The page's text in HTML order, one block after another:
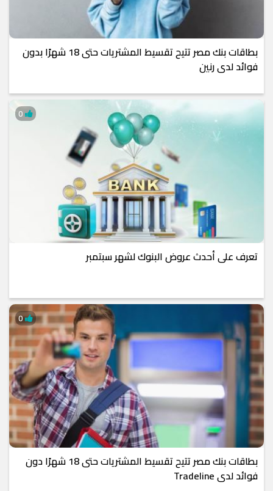
بطاقات بنك مصر تتيح تقسيط المشتريات حتى 18 شهرًا بدون
فوائد لدى رنين
تعرف على أحدث عروض البنوك لشهر سبتمبر
بطاقات بنك مصر تتيح تقسيط المشتريات حتى 18 شهرًا دون
فوائد لدى Tradeline
0